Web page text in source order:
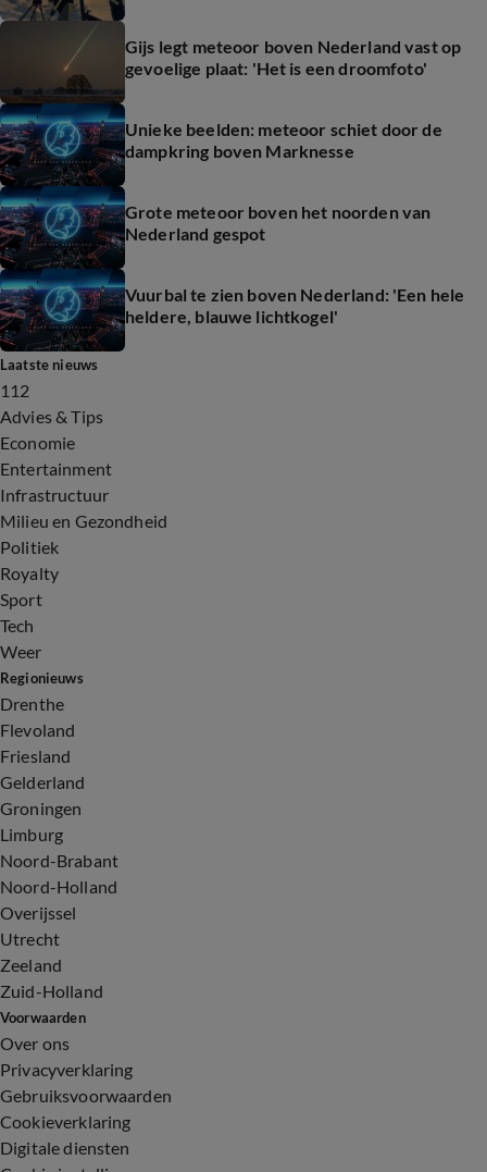
Gijs legt meteoor boven Nederland vast op
gevoelige plaat: 'Het is een droomfoto'
Unieke beelden: meteoor schiet door de
dampkring boven Marknesse
Grote meteoor boven het noorden van
Nederland gespot
Vuurbal te zien boven Nederland: 'Een hele
heldere, blauwe lichtkogel'
Laatste nieuws
112
Advies & Tips
Economie
Entertainment
Infrastructuur
Milieu en Gezondheid
Politiek
Royalty
Sport
Tech
Weer
Regionieuws
Drenthe
Flevoland
Friesland
Gelderland
Groningen
Limburg
Noord-Brabant
Noord-Holland
Overijssel
Utrecht
Zeeland
Zuid-Holland
Voorwaarden
Over ons
Privacyverklaring
Gebruiksvoorwaarden
Cookieverklaring
Digitale diensten